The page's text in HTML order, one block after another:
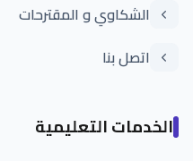
الشكاوي و المقترحات
اتصل بنا
الخدمات التعليمية